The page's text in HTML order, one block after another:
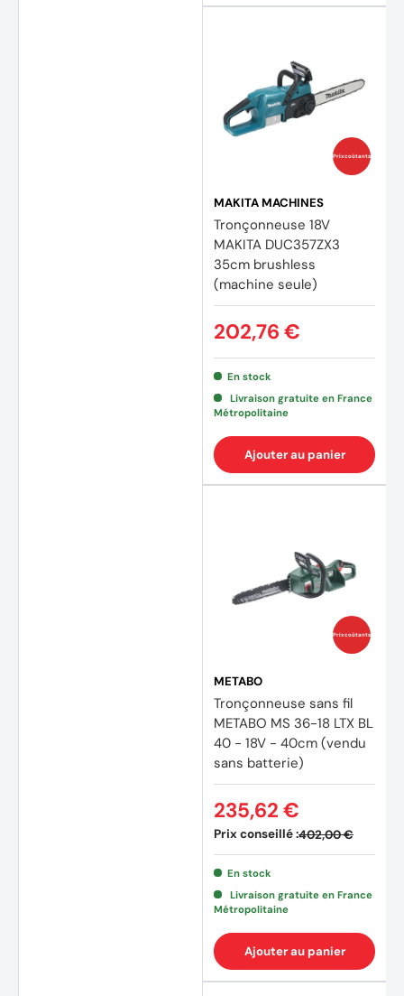
Prix coûtants
MAKITA MACHINES
Tronçonneuse 18V
MAKITA DUC357ZX3
35cm brushless
(machine seule)
202,76 €
En stock
Livraison gratuite en France
Métropolitaine
Ajouter au panier
Prix coûtants
METABO
Tronçonneuse sans fil
METABO MS 36-18 LTX BL
40 - 18V - 40cm (vendu
sans batterie)
Prix conseillé :402,00 €
235,62 €
En stock
Livraison gratuite en France
Métropolitaine
Ajouter au panier